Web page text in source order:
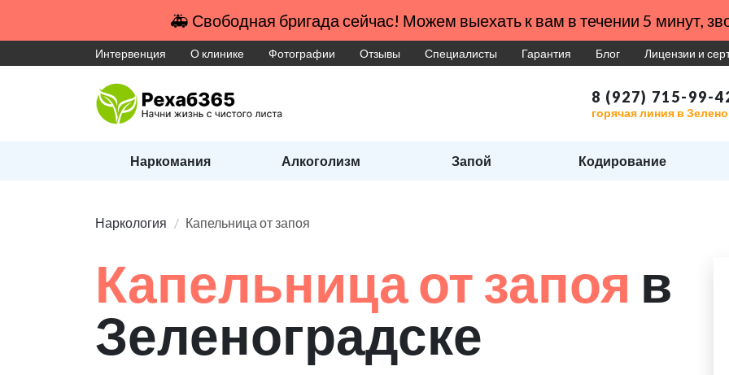
🚑 Свободная бригада сейчас! Можем выехать к вам в течении 5 минут,
Интервенция О клинике Фотографии Отзывы Специалисты Гарантия Блог Лицензии и
8 (927) 715-99-
горячая линия в
Наркомания Алкоголизм Запой Кодирование
Наркология Капельница от запоя
Капельница от запоя в
Зеленоградске